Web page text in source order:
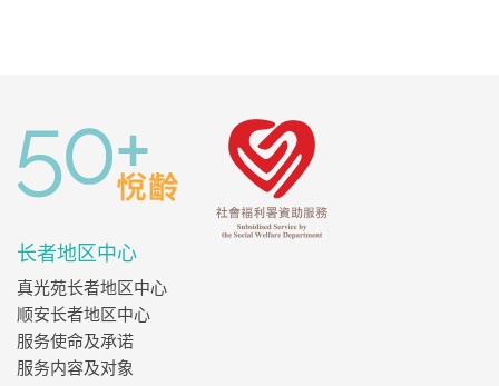
长者地区中心
真光苑长者地区中心
顺安长者地区中心
服务使命及承诺
服务内容及对象